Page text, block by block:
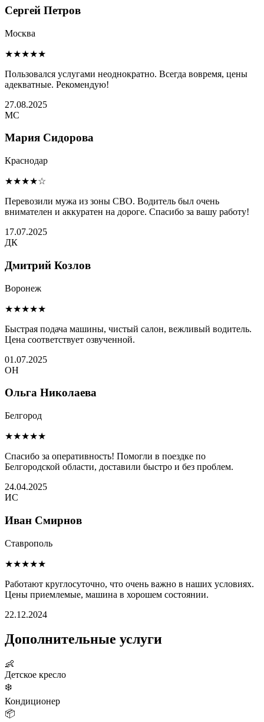
Сергей Петров
Москва
★★★★★
Пользовался услугами неоднократно. Всегда вовремя, цены
адекватные. Рекомендую!
27.08.2025
МС
Мария Сидорова
Краснодар
★★★★☆
Перевозили мужа из зоны СВО. Водитель был очень
внимателен и аккуратен на дороге. Спасибо за вашу работу!
17.07.2025
ДК
Дмитрий Козлов
Воронеж
★★★★★
Быстрая подача машины, чистый салон, вежливый водитель.
Цена соответствует озвученной.
01.07.2025
ОН
Ольга Николаева
Белгород
★★★★★
Спасибо за оперативность! Помогли в поездке по
Белгородской области, доставили быстро и без проблем.
24.04.2025
ИС
Иван Смирнов
Ставрополь
★★★★★
Работают круглосуточно, что очень важно в наших условиях.
Цены приемлемые, машина в хорошем состоянии.
22.12.2024
Дополнительные услуги
👶
Детское кресло
❄️
Кондиционер
📦